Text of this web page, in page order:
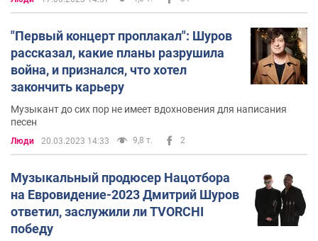
"Первый концерт проплакал": Шуров
рассказал, какие планы разрушила
война, и признался, что хотел
закончить карьеру
Музыкант до сих пор не имеет вдохновения для написания
песен
Люди 20.03.2023 14:33 9,8 т. 2
Музыкальный продюсер Нацотбора
на Евровидение-2023 Дмитрий Шуров
ответил, заслужили ли TVORCHI
победу